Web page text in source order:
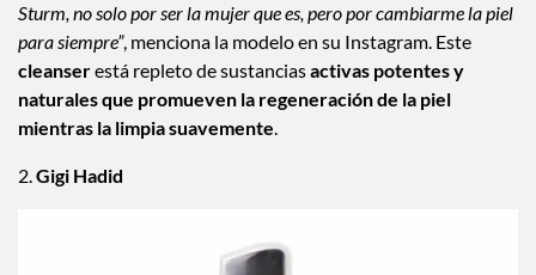
Sturm, no solo por ser la mujer que es, pero por cambiarme la piel
para siempre”, menciona la modelo en su Instagram. Este
cleanserestá repleto de sustanciasactivas potentes y
naturales que promueven la regeneración de la piel
mientras la limpia suavemente.
2.Gigi Hadid